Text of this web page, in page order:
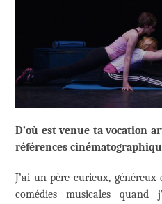
D’où est venue ta vocation
références
J’ai un père curieux,
comédies musicales quand